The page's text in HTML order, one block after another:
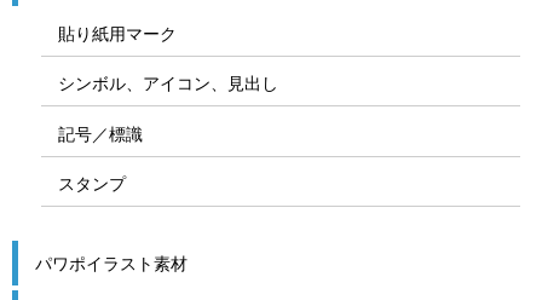
貼り紙用マーク
シンボル、アイコン、見出し
記号／標識
スタンプ
パワポイラスト素材